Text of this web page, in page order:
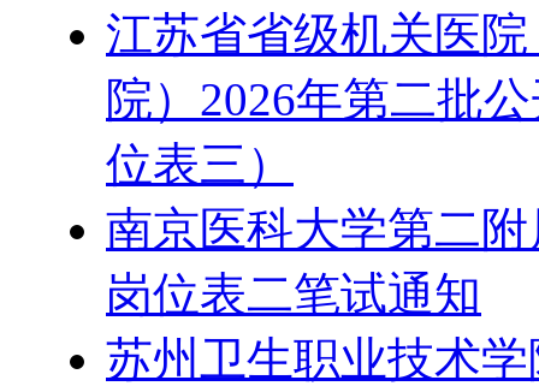
江苏省省级机关医
院）2026年第二批
位表三）
南京医科大学第二
岗位表二笔试通知
苏州卫生职业技术